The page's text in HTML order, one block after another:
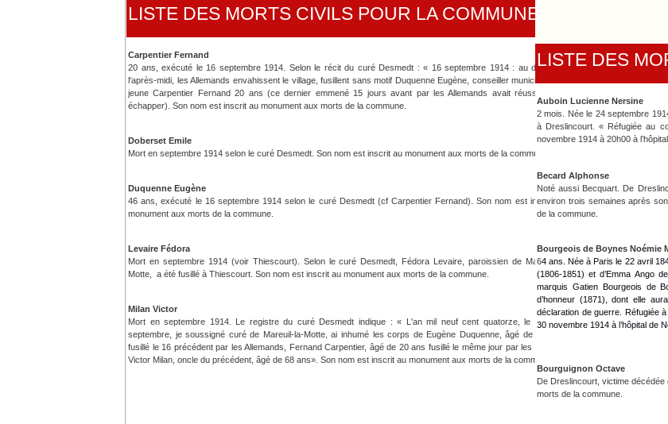
LISTE DES MORTS CIVILS POUR LA COMMUNE DE MAREUIL-
Carpentier Fernand
20 ans, exécuté le 16 septembre 1914. Selon le récit du curé Desmedt : « 16 septembre 1914 : au début de
l'après-midi, les Allemands envahissent le village, fusillent sans motif Duquenne Eugène, conseiller municipal et le
jeune Carpentier Fernand 20 ans (ce dernier emmené 15 jours avant par les Allemands avait réussi à leur
échapper). Son nom est inscrit au monument aux morts de la commune.
Doberset Emile
Mort en septembre 1914 selon le curé Desmedt. Son nom est inscrit au monument aux morts de la commune.
Duquenne Eugène
46 ans, exécuté le 16 septembre 1914 selon le curé Desmedt (cf Carpentier Fernand). Son nom est inscrit au
monument aux morts de la commune.
Levaire Fédora
Mort en septembre 1914 (voir Thiescourt). Selon le curé Desmedt, Fédora Levaire, paroissien de Mareuil-la-
Motte, a été fusillé à Thiescourt. Son nom est inscrit au monument aux morts de la commune.
Milan Victor
Mort en septembre 1914. Le registre du curé Desmedt indique : « L'an mil neuf cent quatorze, le dix-neuf
septembre, je soussigné curé de Mareuil-la-Motte, ai inhumé les corps de Eugène Duquenne, âgé de 46 ans,
fusillé le 16 précédent par les Allemands, Fernand Carpentier, âgé de 20 ans fusillé le même jour par les boches,
Victor Milan, oncle du précédent, âgé de 68 ans». Son nom est inscrit au monument aux morts de la commune.
LISTE DES
Auboin Lucienne Nersine
2 mois. Née le 24 septembre
à Dreslincourt. « Réfugiée au
novembre 1914 à 20h00 à
Becard Alphonse
Noté aussi Becquart. De
environ trois semaines après
de la commune.
Bourgeois de Boynes Noémie
64 ans. Née à Paris le 22 avril
(1806-1851) et d’Emma Ango
marquis Gatien Bourgeois de
d’honneur (1871), dont elle
déclaration de guerre. Réfugiée
30 novembre 1914 à l’hôpital de
Bourguignon Octave
De Dreslincourt, victime
morts de la commune.